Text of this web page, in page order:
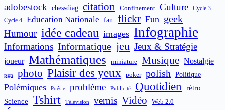
adobestock chessdiag citation Confinement Culture Cycle 3
Cycle 4 Education Nationale fan flickr Fun geek
Humour idée cadeau images Infographie
Informations Informatique jeu Jeux & Stratégie
joueur Mathématiques miniature Musique Nostalgie
pgn photo Plaisir des yeux poker polish Politique
Polémiques Poésie problème Publicité Quotidien
rétro
Science
Tshirt Télévision vernis Vidéo Web 2.0